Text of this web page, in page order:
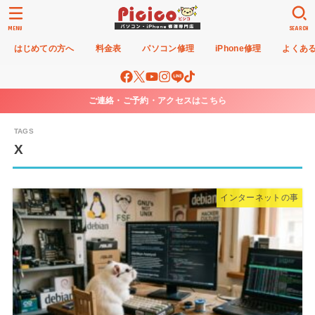
はじめての方へ 料金表 パソコン修理 iPhone修理 よくあ
SEARCH
MENU
ご連絡・ご予約・アクセスはこちら
X
インターネットの事